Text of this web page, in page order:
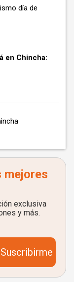
día de
en Chincha:
mejores
exclusiva
y más.
Suscribirme